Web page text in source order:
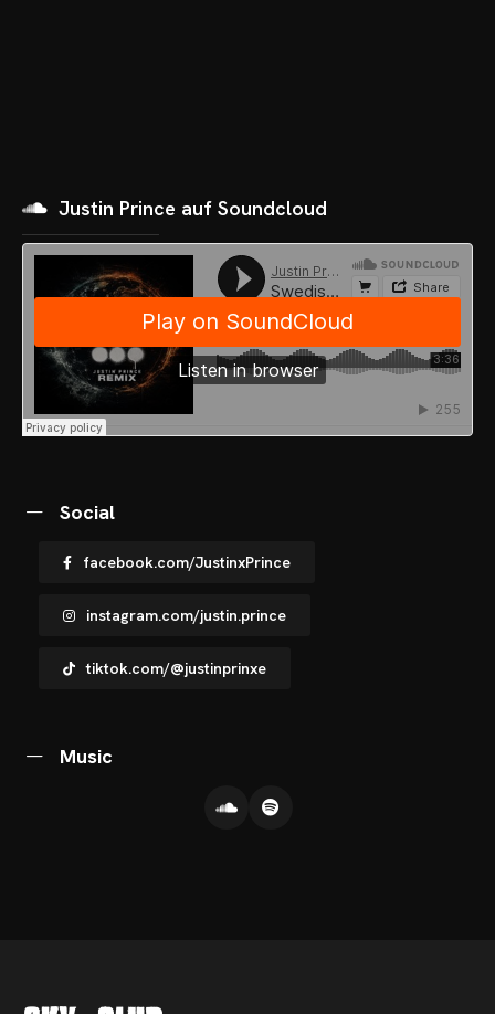
SHOP
Justin Prince auf Soundcloud
Social
facebook.com/JustinxPrince
instagram.com/justin.prince
tiktok.com/@justinprinxe
Music